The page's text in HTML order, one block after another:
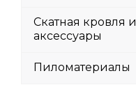
Скатная кровля и
аксессуары
Пиломатериалы